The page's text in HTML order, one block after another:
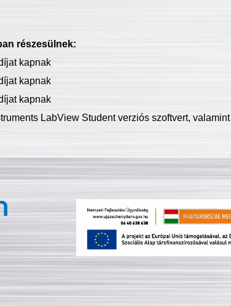
részesülnek:
kapnak
kapnak
kapnak
LabView Student verziós szoftvert, valamint